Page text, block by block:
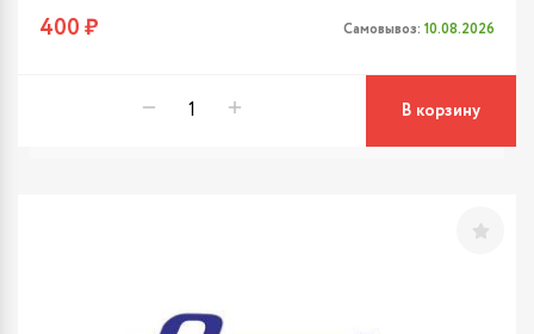
400 ₽ Самовывоз: 10.08.2026
В корзину